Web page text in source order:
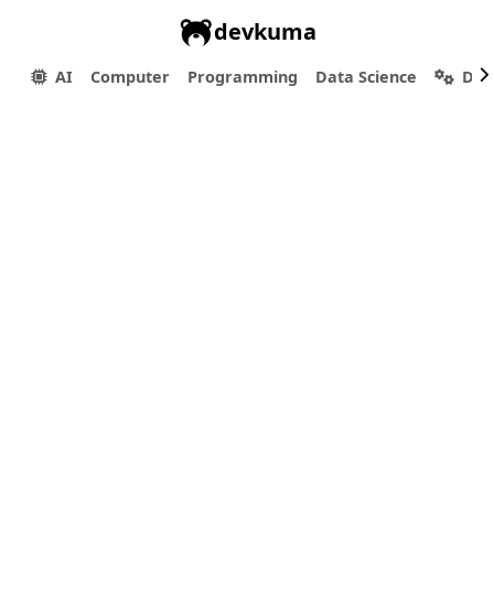
devkuma
AI Computer Programming Data Science